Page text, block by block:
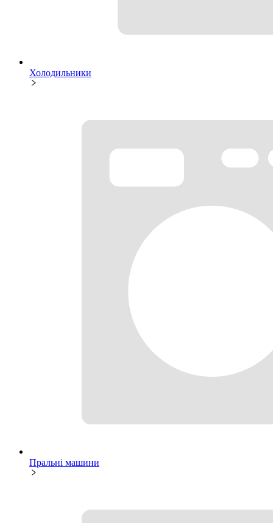
Холодильники
Пральні машини